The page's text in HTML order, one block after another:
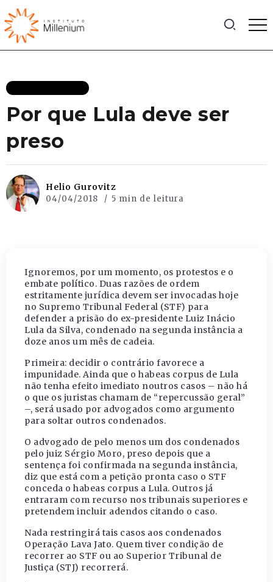
Por que Lula deve ser
preso
Helio Gurovitz
04/04/2018 5 min de leitura
Ignoremos, por um momento, os protestos e o
embate político. Duas razões de ordem
estritamente jurídica devem ser invocadas hoje
no Supremo Tribunal Federal (STF) para
defender a prisão do ex-presidente Luiz Inácio
Lula da Silva, condenado na segunda instância a
doze anos um mês de cadeia.
Primeira: decidir o contrário favorece a
impunidade. Ainda que o habeas corpus de Lula
não tenha efeito imediato noutros casos – não há
o que os juristas chamam de “repercussão geral”
–, será usado por advogados como argumento
para soltar outros condenados.
O advogado de pelo menos um dos condenados
pelo juiz Sérgio Moro, preso depois que a
sentença foi confirmada na segunda instância,
diz que está com a petição pronta caso o STF
conceda o habeas corpus a Lula. Outros já
entraram com recurso nos tribunais superiores e
pretendem incluir adendos citando o caso.
Nada restringirá tais casos aos condenados
Operação Lava Jato. Quem tiver condição de
recorrer ao STF ou ao Superior Tribunal de
Justiça (STJ) recorrerá.